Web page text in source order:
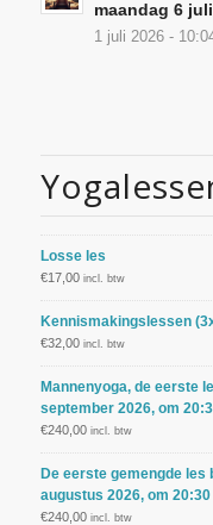
maandag 6
1 juli 2026 -
Losse les
€17,00 incl. btw
Kennismakingslessen
€32,00 incl. btw
Mannenyoga, de eerste
september 2026, om
€240,00 incl. btw
De eerste gemengde les
augustus 2026, om 20:30
€240,00 incl. btw